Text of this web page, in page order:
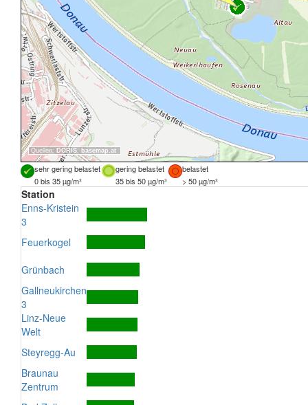
Quellen: DORIS, basemap.at
sehr gering belastet gering belastet
belastet
0 bis 35 µg/m³
35 bis 50 µg/m³ > 50 µg/m³
Station
Enns-Kristein
3
Feuerkogel
Grünbach
Gallneukirchen
3
Linz-Neue
Welt
Steyregg-Au
Braunau
Zentrum